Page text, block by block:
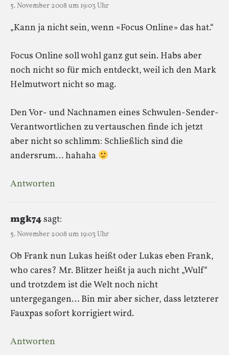
5. November 2008 um 19:03 Uhr
„Kann ja nicht sein, wenn «Focus Online» das hat.“
Focus Online soll wohl ganz gut sein. Habs aber
noch nicht so für mich entdeckt, weil ich den Mark
Helmutwort nicht so mag.
Den Vor- und Nachnamen eines Schwulen-Sender-
Verantwortlichen zu vertauschen finde ich jetzt
aber nicht so schlimm: Schließlich sind die
andersrum… hahaha
Antworten
mgk74sagt:
5. November 2008 um 19:03 Uhr
Ob Frank nun Lukas heißt oder Lukas eben Frank,
who cares? Mr. Blitzer heißt ja auch nicht „Wulf“
und trotzdem ist die Welt noch nicht
untergegangen… Bin mir aber sicher, dass letzterer
Fauxpas sofort korrigiert wird.
Antworten